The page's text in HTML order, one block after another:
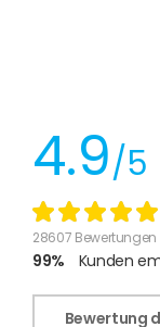
4.9/5
28607 Bewertungen
99% Kunden
Bewertung